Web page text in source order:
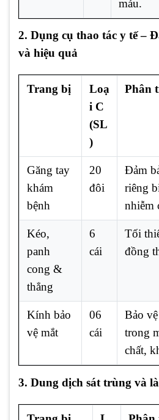
máu.
2. Dụng cụ thao tác y tế –
và hiệu quả
Trang bị
Loạ
i C
(SL
)
Phân
Găng tay
khám
bệnh
20
đôi
Đảm
riêng
nhiễm
Kéo,
panh
cong &
thẳng
6
cái
Tối
đồng
Kính bảo
vệ mắt
06
cái
Bảo
trong
chất,
3. Dung dịch sát trùng và